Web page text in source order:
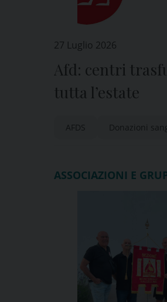
27 Luglio 2026
Afd: centri
tutta l’estate
AFDS Donazioni
ASSOCIAZIONI E